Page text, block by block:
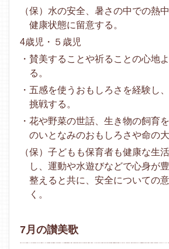
（保）水の安全、暑さの中での熱
健康状態に留意する。
4歳児・５歳児
・賛美することや祈ることの心地
る。
・五感を使うおもしろさを経験し
挑戦する。
・花や野菜の世話、生き物の飼育
のいとなみのおもしろさや命の大
（保）子どもも保育者も健康な生
し、運動や水遊びなどで心身が
整えると共に、安全についての
く。
7月の讃美歌